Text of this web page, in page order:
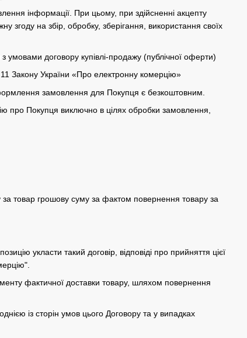
інформації. При цьому, при здійсненні акцепту
на збір, обробку, зберігання, використання своїх
договору купівлі-продажу (публічної оферти)
Закону України «Про електронну комерцію»
замовлення для Покупця є безкоштовним.
про Покупця виключно в цілях обробки замовлення,
товар грошову суму за фактом повернення товару за
укласти такий договір, відповіді про прийняття цієї
фактичної доставки товару, шляхом повернення
із сторін умов цього Договору та у випадках